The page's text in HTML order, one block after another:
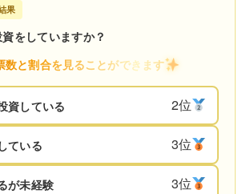
果
をしていますか？
数と割合を見ることができます
資している 2位
ている 3位
が未経験 3位